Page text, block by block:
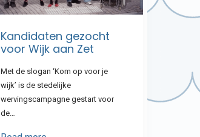
Kandidaten gezocht
voor Wijk aan Zet
Met de slogan ‘Kom op voor je
wijk’ is de stedelijke
wervingscampagne gestart voor
de…